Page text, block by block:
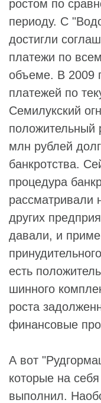
ростом по
периоду. С
достигли
платежи по
объеме. В 2009
платежей по
Семилукский
положительный
млн рублей
банкротства.
процедура
рассматривали
других
давали, и
есть
шинного
роста
финансовые
А вот
которые на
выполнил.